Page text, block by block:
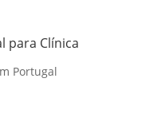
para Clínica
Portugal